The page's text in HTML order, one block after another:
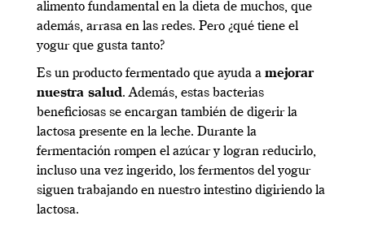
alimento fundamental en la dieta de muchos, que
además, arrasa en las redes. Pero ¿qué tiene el
yogur que gusta tanto?
Es un producto fermentado que ayuda a mejorar
nuestra salud. Además, estas bacterias
beneficiosas se encargan también de digerir la
lactosa presente en la leche. Durante la
fermentación rompen el azúcar y logran reducirlo,
incluso una vez ingerido, los fermentos del yogur
siguen trabajando en nuestro intestino digiriendo la
lactosa.